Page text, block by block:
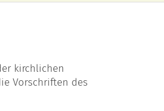
kirchlichen
Vorschriften des